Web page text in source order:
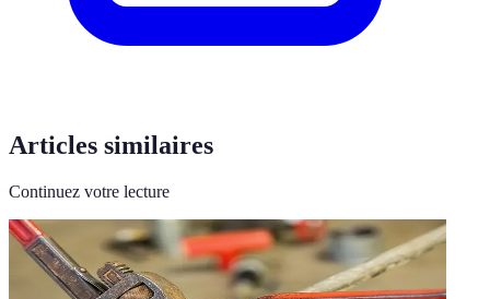
Articles similaires
Continuez votre lecture